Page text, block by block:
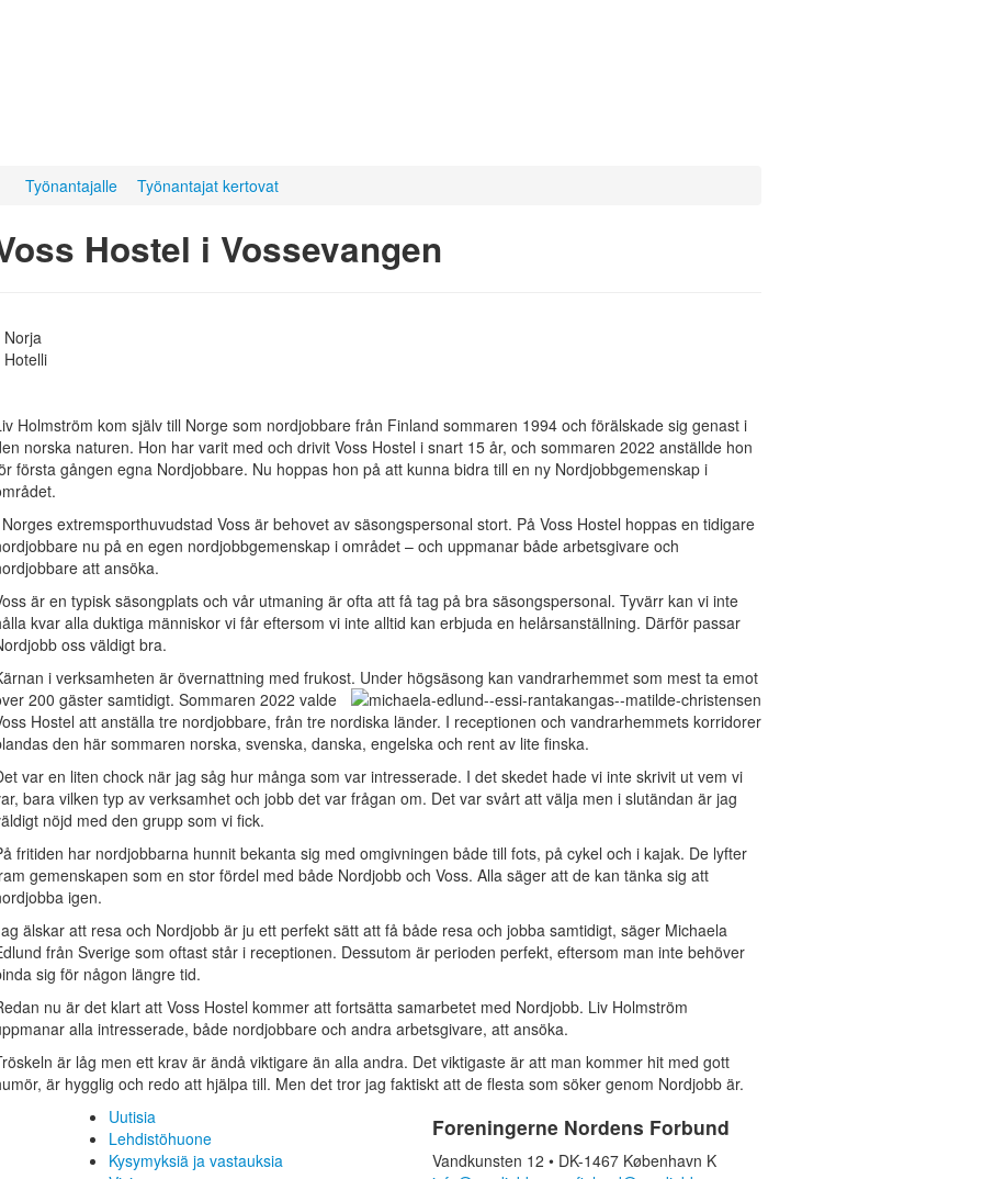
Työnantajalle Työnantajat kertovat
Hostel i Vossevangen
Norja
Hotelli
Holmström kom själv till Norge som nordjobbare från Finland sommaren 1994 och förälskade sig genast i
norska naturen. Hon har varit med och drivit Voss Hostel i snart 15 år, och sommaren 2022 anställde hon
första gången egna Nordjobbare. Nu hoppas hon på att kunna bidra till en ny Nordjobbgemenskap i
extremsporthuvudstad Voss är behovet av säsongspersonal stort. På Voss Hostel hoppas en tidigare
nu på en egen nordjobbgemenskap i området – och uppmanar både arbetsgivare och
att ansöka.
är en typisk säsongplats och vår utmaning är ofta att få tag på bra säsongspersonal. Tyvärr kan vi inte
kvar alla duktiga människor vi får eftersom vi inte alltid kan erbjuda en helårsanställning. Därför passar
oss väldigt bra.
i verksamheten är övernattning med frukost. Under högsäsong kan vandrarhemmet som mest ta emot
200 gäster samtidigt. Sommaren 2022 valde
Hostel att anställa tre nordjobbare, från tre nordiska länder. I receptionen och vandrarhemmets korridorer
den här sommaren norska, svenska, danska, engelska och rent av lite finska.
var en liten chock när jag såg hur många som var intresserade. I det skedet hade vi inte skrivit ut vem vi
bara vilken typ av verksamhet och jobb det var frågan om. Det var svårt att välja men i slutändan är jag
nöjd med den grupp som vi fick.
fritiden har nordjobbarna hunnit bekanta sig med omgivningen både till fots, på cykel och i kajak. De lyfter
gemenskapen som en stor fördel med både Nordjobb och Voss. Alla säger att de kan tänka sig att
igen.
älskar att resa och Nordjobb är ju ett perfekt sätt att få både resa och jobba samtidigt, säger Michaela
från Sverige som oftast står i receptionen. Dessutom är perioden perfekt, eftersom man inte behöver
sig för någon längre tid.
nu är det klart att Voss Hostel kommer att fortsätta samarbetet med Nordjobb. Liv Holmström
alla intresserade, både nordjobbare och andra arbetsgivare, att ansöka.
är låg men ett krav är ändå viktigare än alla andra. Det viktigaste är att man kommer hit med gott
är hygglig och redo att hjälpa till. Men det tror jag faktiskt att de flesta som söker genom Nordjobb är.
Uutisia
Lehdistöhuone
Kysymyksiä ja vastauksia
Foreningerne Nordens Forbund
Vandkunsten 12 • DK-1467 København K